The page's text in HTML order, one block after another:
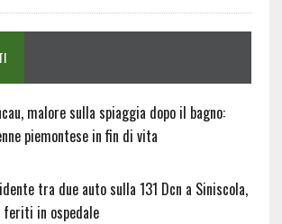
malore sulla spiaggia dopo il bagno:
piemontese in fin di vita
tra due auto sulla 131 Dcn a Siniscola,
in ospedale